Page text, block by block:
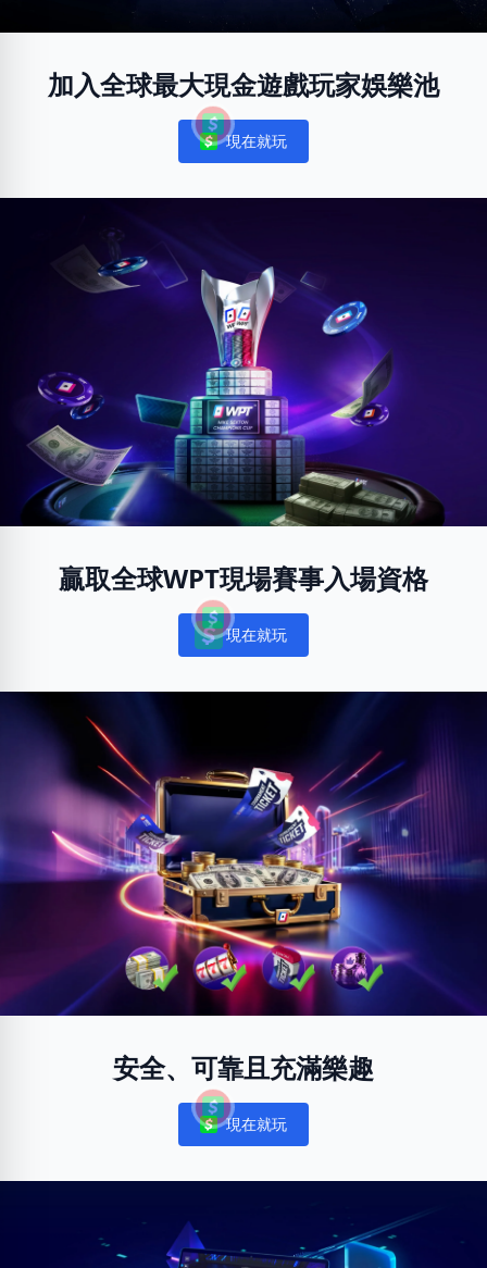
加入全球最大現金遊戲玩家娛樂池
Notifications
現在就玩
贏取全球WPT現場賽事入場資格
Notifications
現在就玩
安全、可靠且充滿樂趣
Notifications
現在就玩